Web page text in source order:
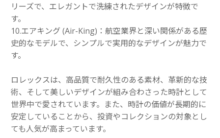
リーズで、エレガントで洗練されたデザインが特徴で
す。
10.エアキング (Air-King)：航空業界と深い関係がある歴
史的なモデルで、シンプルで実用的なデザインが魅力で
す。
ロレックスは、高品質で耐久性のある素材、革新的な技
術、そして美しいデザインが組み合わさった時計として
世界中で愛されています。また、時計の価値が長期的に
安定していることから、投資やコレクションの対象とし
ても人気が高まっています。